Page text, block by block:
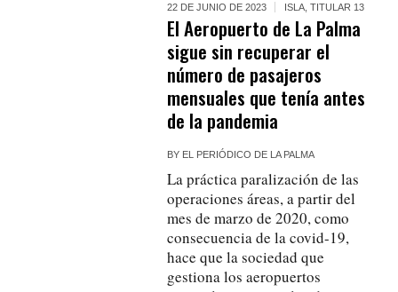
22 DE JUNIO DE 2023 ISLA ,TITULAR 13
El Aeropuerto de La Palma
sigue sin recuperar el
número de pasajeros
mensuales que tenía antes
de la pandemia
BY EL PERIÓDICO DE LA PALMA
La práctica paralización de las
operaciones áreas, a partir del
mes de marzo de 2020, como
consecuencia de la covid-19,
hace que la sociedad que
gestiona los aeropuertos